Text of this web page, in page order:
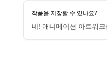
작품을 저장할 수 있나요?
네! 애니메이션 아트워